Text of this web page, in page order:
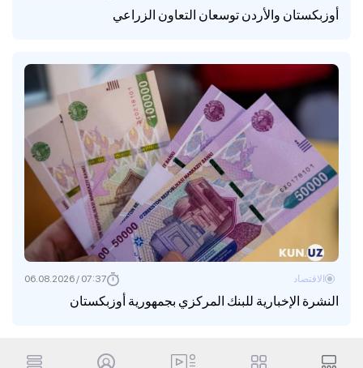
أوزبكستان والأردن توسعان التعاون الزراعي
النشرة الإخبارية للبنك المركزي بجمهورية أوزبكستان
الاقتصاد 07:37 / 06.08.2026